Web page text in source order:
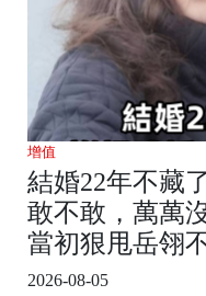
增值
結婚22年不藏
敢不敢，萬萬
當初狠甩岳翎
2026-08-05